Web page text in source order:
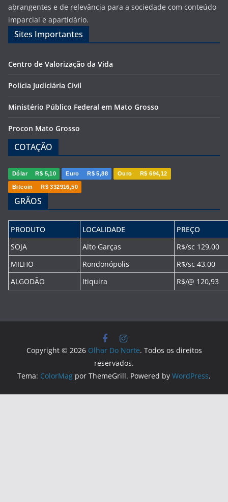
abrangentes e de relevância para a sociedade com conteúdo
imparcial e apartidário.
Sites Importantes
Centro de Valorização da Vida
Polícia Judiciária Civil
Ministério Público Federal em Mato Grosso
Procon Mato Grosso
COTAÇÃO
Dólar R$ 5,10 Euro R$ 5,88 Ouro R$ 694,12
Bitcoin R$ 332916,50
GRÃOS
PRODUTO LOCALIDADE
PREÇO
SOJA
Alto Garças
R$/sc 129,00
MILHO
Rondonópolis
R$/sc 43,00
ALGODÃO
Itiquira R$/@ 120,93
Copyright © 2026 Olhar Do Norte. Todos os direitos
reservados.
Tema: ColorMag por ThemeGrill. Powered by WordPress.